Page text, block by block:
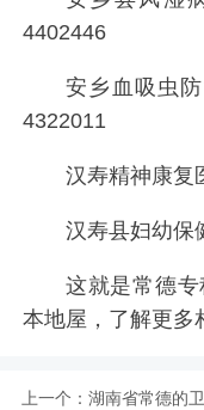
4402446
安乡血吸虫
4322011
汉寿精神康复
汉寿县妇幼保
这就是常德
本地屋，了解更多
上一个： 湖南省常德的